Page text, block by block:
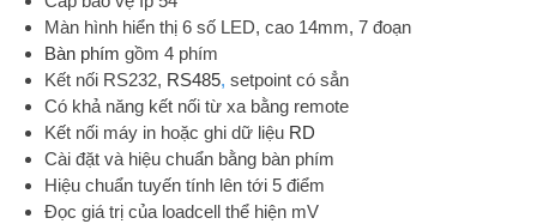
Màn hình hiển thị 6 số LED, cao 14mm, 7 đoạn
Bàn phím gồm 4 phím
Kết nối RS232, RS485, setpoint có sẳn
Có khả năng kết nối từ xa bằng remote
Kết nối máy in hoặc ghi dữ liệu RD
Cài đặt và hiệu chuẩn bằng bàn phím
Hiệu chuẩn tuyến tính lên tới 5 điểm
Đọc giá trị của loadcell thể hiện mV